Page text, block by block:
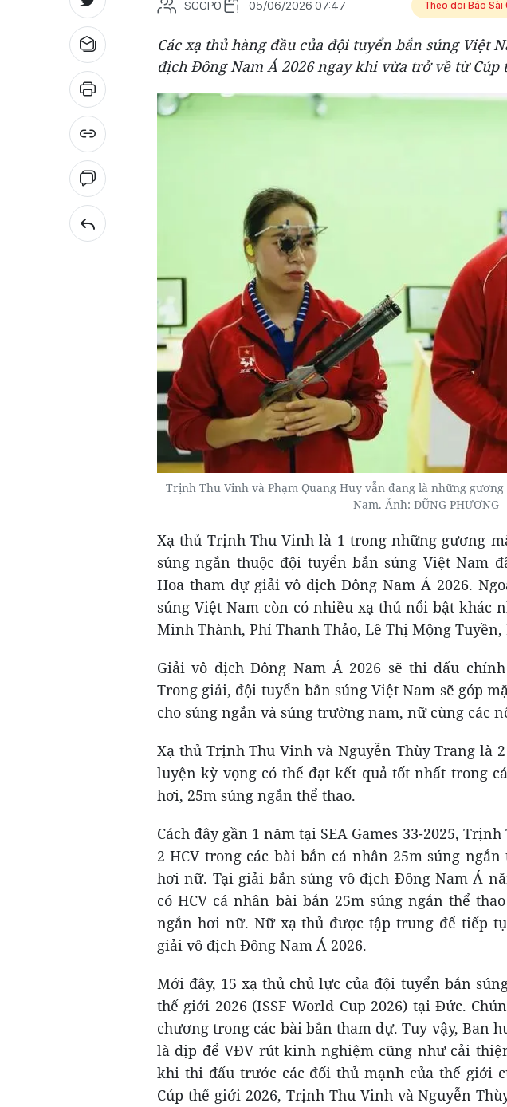
SGGPO 05/06/2026 07:47 Theo dõi Báo Sài
Các xạ thủ hàng đầu của đội tuyển bắn súng Việt
địch Đông Nam Á 2026 ngay khi vừa trở về từ Cúp
Trịnh Thu Vinh và Phạm Quang Huy vẫn đang là những
Nam. Ảnh: DŨNG PHƯƠNG
Xạ thủ Trịnh Thu Vinh là 1 trong những gương
súng ngắn thuộc đội tuyển bắn súng Việt Nam
Hoa tham dự giải vô địch Đông Nam Á 2026.
súng Việt Nam còn có nhiều xạ thủ nổi bật khác
Minh Thành, Phí Thanh Thảo, Lê Thị Mộng Tuyền,
Giải vô địch Đông Nam Á 2026 sẽ thi đấu
Trong giải, đội tuyển bắn súng Việt Nam sẽ góp
cho súng ngắn và súng trường nam, nữ cùng các
Xạ thủ Trịnh Thu Vinh và Nguyễn Thùy Trang là
luyện kỳ vọng có thể đạt kết quả tốt nhất trong
hơi, 25m súng ngắn thể thao.
Cách đây gần 1 năm tại SEA Games 33-2025,
2 HCV trong các bài bắn cá nhân 25m súng
hơi nữ. Tại giải bắn súng vô địch Đông Nam Á
có HCV cá nhân bài bắn 25m súng ngắn thể
ngắn hơi nữ. Nữ xạ thủ được tập trung để tiếp
giải vô địch Đông Nam Á 2026.
Mới đây, 15 xạ thủ chủ lực của đội tuyển bắn
thế giới 2026 (ISSF World Cup 2026) tại Đức.
chương trong các bài bắn tham dự. Tuy vậy, Ban
là dịp để VĐV rút kinh nghiệm cũng như cải
khi thi đấu trước các đối thủ mạnh của thế giới
Cúp thế giới 2026, Trịnh Thu Vinh và Nguyễn